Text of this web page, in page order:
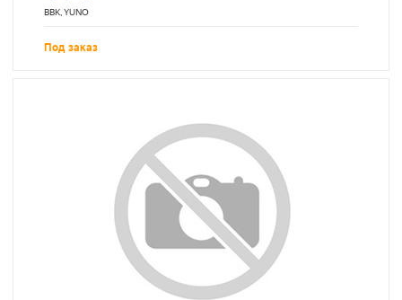
BBK, YUNO
Под заказ